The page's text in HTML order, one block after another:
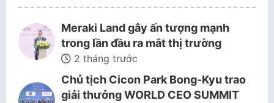
Meraki Land gây ấn tượng mạnh
trong lần đầu ra mắt thị trường
2 tháng trước
Chủ tịch Cicon Park Bong-Kyu trao
giải thưởng WORLD CEO SUMMIT